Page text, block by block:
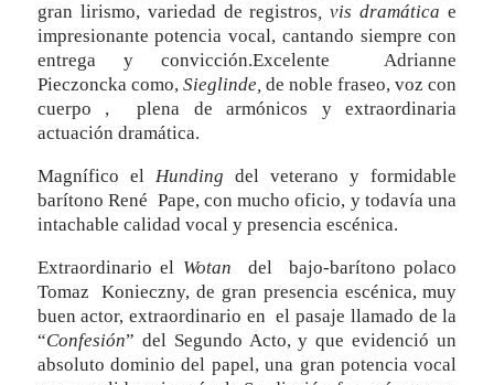
gran lirismo, variedad de registros, vis dramáticae
impresionante potencia vocal, cantando siempre con
entrega y convicción.Excelente Adrianne
Pieczoncka como, Sieglinde, de noble fraseo, voz con
cuerpo , plena de armónicos y extraordinaria
actuación dramática.
Magnífico el Hunding del veterano y formidable
barítono René Pape, con mucho oficio, y todavía una
intachable calidad vocal y presencia escénica.
Extraordinario el Wotan
del bajo-barítono polaco
Tomaz Konieczny, de gran presencia escénica, muy
buen actor, extraordinario en el pasaje llamado de la
“Confesión” del Segundo Acto, y que evidenció un
absoluto dominio del papel, una gran potencia vocal